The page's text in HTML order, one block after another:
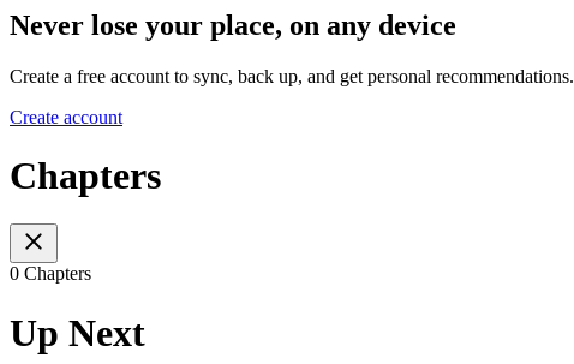
Never lose your place, on any device
Create a free account to sync, back up, and get personal recommendations.
Create account
Chapters
0 Chapters
Up Next